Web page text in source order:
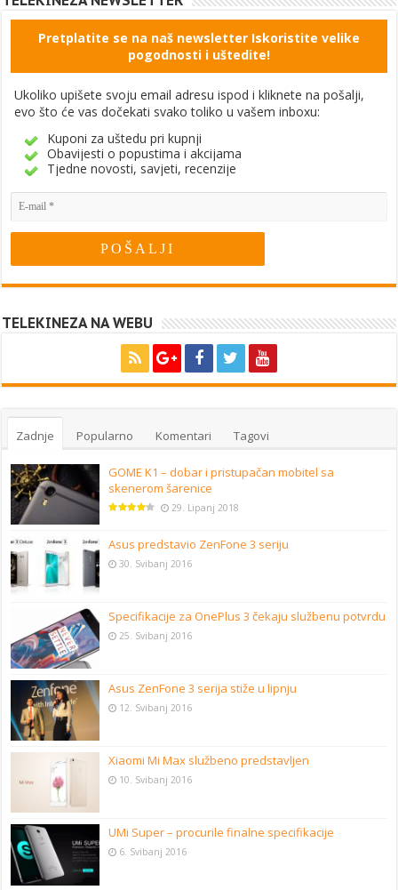
Pretplatite se na naš newsletter Iskoristite velike
pogodnosti i uštedite!
Ukoliko upišete svoju email adresu ispod i kliknete na pošalji,
evo što će vas dočekati svako toliko u vašem inboxu:
Kuponi za uštedu pri kupnji
Obavijesti o popustima i akcijama
Tjedne novosti, savjeti, recenzije
TELEKINEZA NA WEBU
Zadnje Popularno Komentari Tagovi
GOME K1 – dobar i pristupačan mobitel sa
skenerom šarenice
29. Lipanj 2018
Asus predstavio ZenFone 3 seriju
30. Svibanj 2016
Specifikacije za OnePlus 3 čekaju službenu potvrdu
25. Svibanj 2016
Asus ZenFone 3 serija stiže u lipnju
12. Svibanj 2016
Xiaomi Mi Max službeno predstavljen
10. Svibanj 2016
UMi Super – procurile finalne specifikacije
6. Svibanj 2016